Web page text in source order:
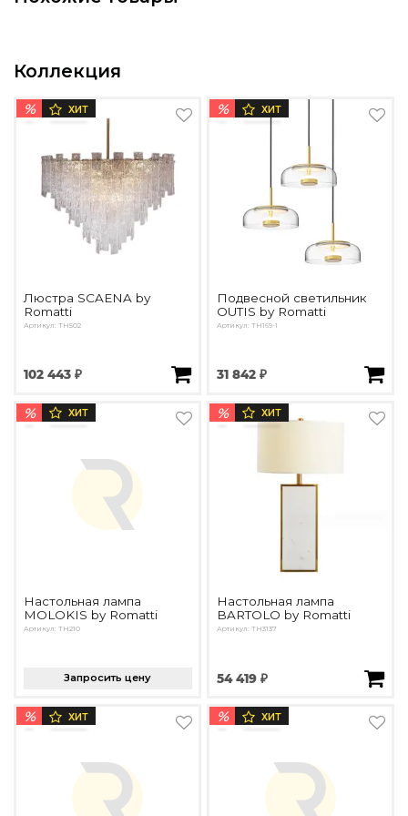
Бренды
Коллекция
% ХИТ
Люстра SCAENA by
Romatti
Артикул: TH502
102 443 ₽
% ХИТ
Подвесной светильник
OUTIS by Romatti
Артикул: TH169-1
31 842 ₽
% ХИТ
Настольная лампа
MOLOKIS by Romatti
Артикул: TH210
Запросить цену
% ХИТ
Настольная лампа
BARTOLO by Romatti
Артикул: ТН3137
54 419 ₽
% ХИТ % ХИТ